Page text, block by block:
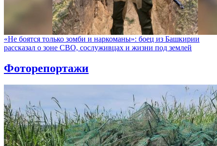
«Не боятся только зомби и наркоманы»: боец из Башкирии
рассказал о зоне СВО, сослуживцах и жизни под землей
Фоторепортажи